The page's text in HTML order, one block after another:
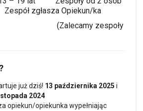
zgłasza Opiekun/ka
zespoły
już dziś! 13 października 2025 i
2024
opiekun/opiekunka wypełniając